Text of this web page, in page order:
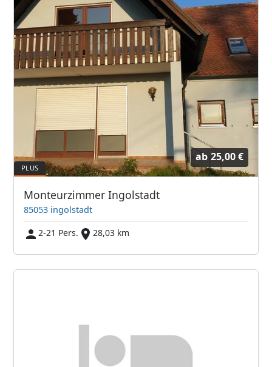
ab 25,00 €
Monteurzimmer Ingolstadt
85053 ingolstadt
2-21 Pers.
28,03 km